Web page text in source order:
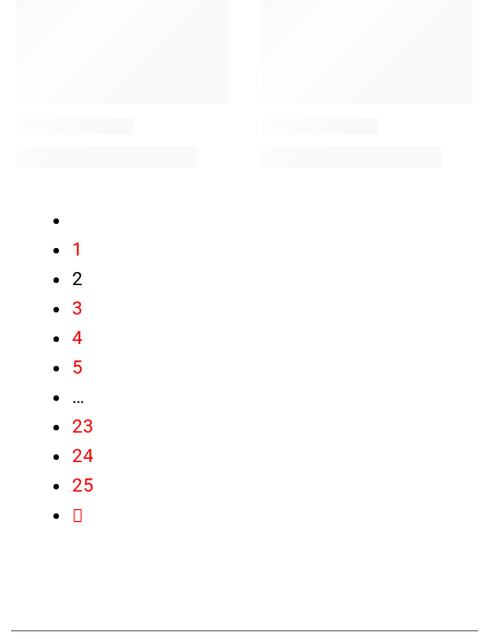
1
2
3
4
5
…
23
24
25